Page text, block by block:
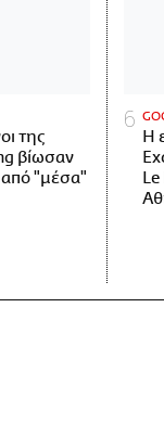
της
βίωσαν
"μέσα"
Η